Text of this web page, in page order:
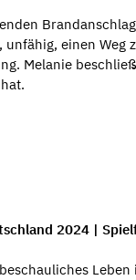
einen
Melanie
2024 |